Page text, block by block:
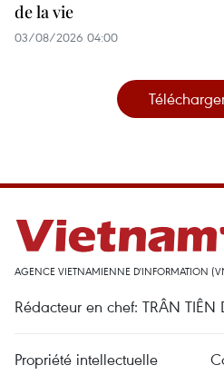
de la vie
03/08/2026 04:00
AGENCE VIETNAMIENNE D'INFORMATION
Rédacteur en chef: TRÂN TIÊN
Propriété intellectuelle